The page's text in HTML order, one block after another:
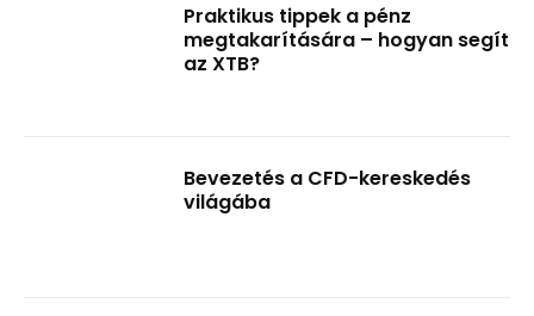
Praktikus tippek a pénz
megtakarítására – hogyan segít
az XTB?
Bevezetés a CFD-kereskedés
világába